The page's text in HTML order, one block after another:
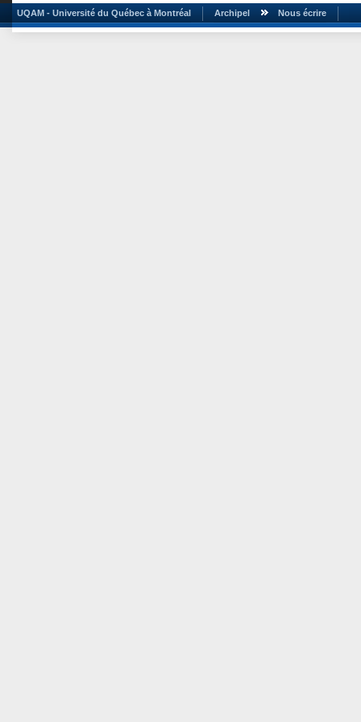
UQAM - Université du Québec à Montréal Archipel Nous écrire